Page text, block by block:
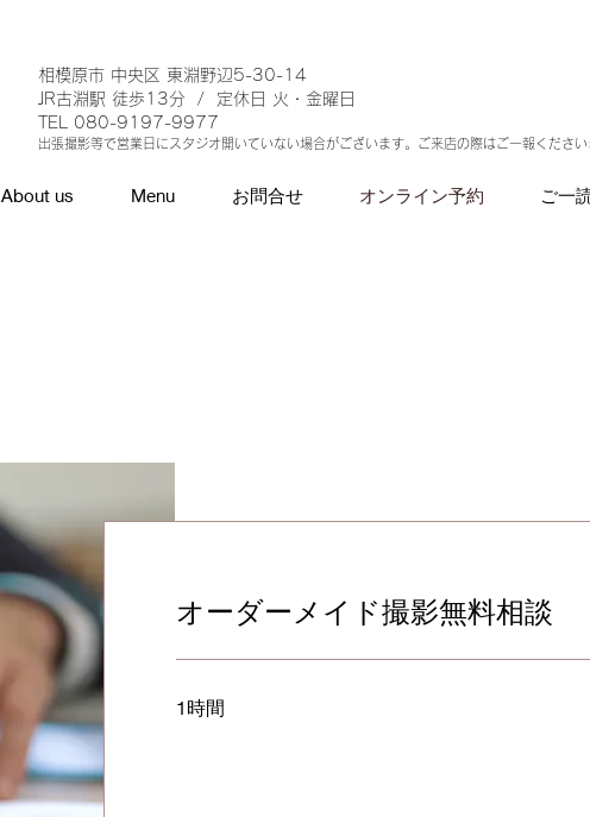
相模原市 中央区 東淵野辺5-30-14
JR古淵駅 徒歩13分 / 定休日 火・金曜日
TEL 080-9197-9977
出張撮影等で営業日にスタジオ開いていない場合がございます。ご来店の際はご一報ください
About us Menu お問合せ オンライン予約 ご一
オーダーメイド撮影無料相談
1時間